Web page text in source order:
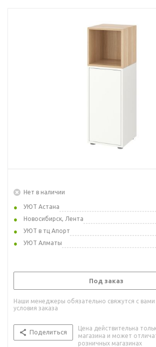
Нет в наличии
УЮТ Астана
Новосибирск, Лента
УЮТ в тц Апорт
УЮТ Алматы
Под заказ
Наши менеджеры обязательно свяжутся с вами
условия заказа
Поделиться
Цена действительна
магазина и может
розничных магазинах